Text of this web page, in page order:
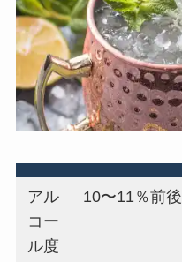
アル
コー
ル度
10〜11％前後